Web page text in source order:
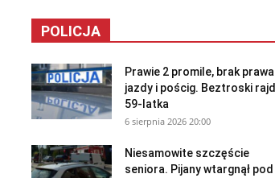
POLICJA
Prawie 2 promile, brak prawa
jazdy i pościg. Beztroski rajd
59-latka
6 sierpnia 2026 20:00
Niesamowite szczęście
seniora. Pijany wtargnął pod